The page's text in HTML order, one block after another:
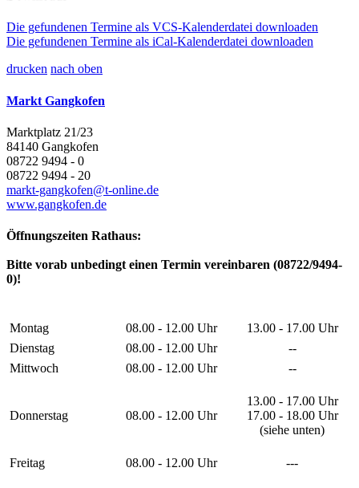
Die gefundenen Termine als VCS-Kalenderdatei downloaden
Die gefundenen Termine als iCal-Kalenderdatei downloaden
drucken nach oben
Markt Gangkofen
Marktplatz 21/23
84140 Gangkofen
08722 9494 - 0
08722 9494 - 20
markt-gangkofen@t-online.de
www.gangkofen.de
Öffnungszeiten Rathaus:
Bitte vorab unbedingt einen Termin vereinbaren (08722/9494-
0)!
Montag 08.00 - 12.00 Uhr
13.00 - 17.00 Uhr
Dienstag
08.00 - 12.00 Uhr
--
Mittwoch
08.00 - 12.00 Uhr --
Donnerstag 08.00 - 12.00 Uhr
13.00 - 17.00 Uhr
17.00 - 18.00 Uhr
(siehe unten)
Freitag 08.00 - 12.00 Uhr ---